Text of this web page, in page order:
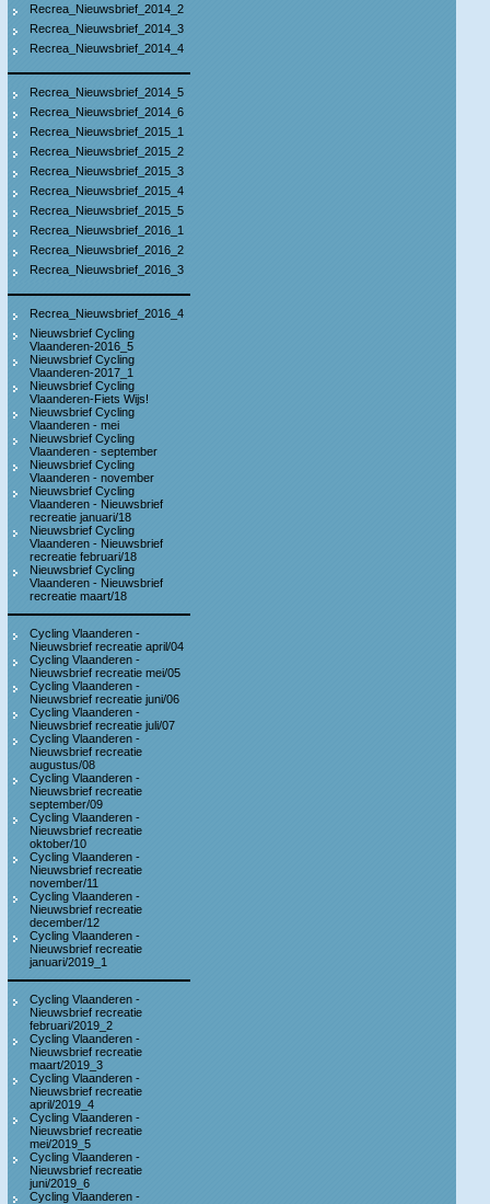
Recrea_Nieuwsbrief_2014_2
Recrea_Nieuwsbrief_2014_3
Recrea_Nieuwsbrief_2014_4
Recrea_Nieuwsbrief_2014_5
Recrea_Nieuwsbrief_2014_6
Recrea_Nieuwsbrief_2015_1
Recrea_Nieuwsbrief_2015_2
Recrea_Nieuwsbrief_2015_3
Recrea_Nieuwsbrief_2015_4
Recrea_Nieuwsbrief_2015_5
Recrea_Nieuwsbrief_2016_1
Recrea_Nieuwsbrief_2016_2
Recrea_Nieuwsbrief_2016_3
Recrea_Nieuwsbrief_2016_4
Nieuwsbrief Cycling
Vlaanderen-2016_5
Nieuwsbrief Cycling
Vlaanderen-2017_1
Nieuwsbrief Cycling
Vlaanderen-Fiets Wijs!
Nieuwsbrief Cycling
Vlaanderen - mei
Nieuwsbrief Cycling
Vlaanderen - september
Nieuwsbrief Cycling
Vlaanderen - november
Nieuwsbrief Cycling
Vlaanderen - Nieuwsbrief
recreatie januari/18
Nieuwsbrief Cycling
Vlaanderen - Nieuwsbrief
recreatie februari/18
Nieuwsbrief Cycling
Vlaanderen - Nieuwsbrief
recreatie maart/18
Cycling Vlaanderen -
Nieuwsbrief recreatie april/04
Cycling Vlaanderen -
Nieuwsbrief recreatie mei/05
Cycling Vlaanderen -
Nieuwsbrief recreatie juni/06
Cycling Vlaanderen -
Nieuwsbrief recreatie juli/07
Cycling Vlaanderen -
Nieuwsbrief recreatie
augustus/08
Cycling Vlaanderen -
Nieuwsbrief recreatie
september/09
Cycling Vlaanderen -
Nieuwsbrief recreatie
oktober/10
Cycling Vlaanderen -
Nieuwsbrief recreatie
november/11
Cycling Vlaanderen -
Nieuwsbrief recreatie
december/12
Cycling Vlaanderen -
Nieuwsbrief recreatie
januari/2019_1
Cycling Vlaanderen -
Nieuwsbrief recreatie
februari/2019_2
Cycling Vlaanderen -
Nieuwsbrief recreatie
maart/2019_3
Cycling Vlaanderen -
Nieuwsbrief recreatie
april/2019_4
Cycling Vlaanderen -
Nieuwsbrief recreatie
mei/2019_5
Cycling Vlaanderen -
Nieuwsbrief recreatie
juni/2019_6
Cycling Vlaanderen -